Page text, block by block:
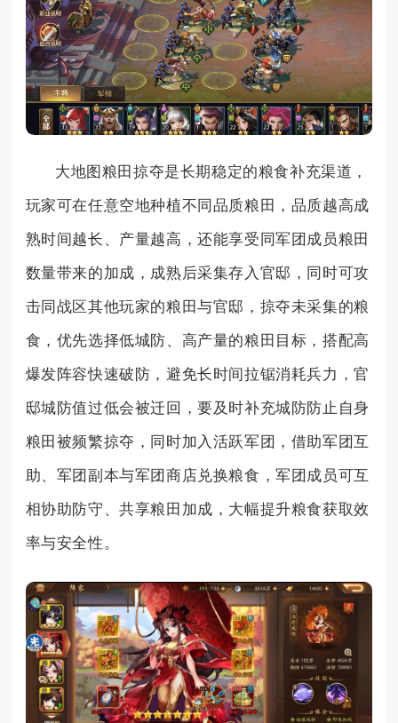
大地图粮田掠夺是长期稳定的粮食补充渠道，
玩家可在任意空地种植不同品质粮田，品质越高成
熟时间越长、产量越高，还能享受同军团成员粮田
数量带来的加成，成熟后采集存入官邸，同时可攻
击同战区其他玩家的粮田与官邸，掠夺未采集的粮
食，优先选择低城防、高产量的粮田目标，搭配高
爆发阵容快速破防，避免长时间拉锯消耗兵力，官
邸城防值过低会被迁回，要及时补充城防防止自身
粮田被频繁掠夺，同时加入活跃军团，借助军团互
助、军团副本与军团商店兑换粮食，军团成员可互
相协助防守、共享粮田加成，大幅提升粮食获取效
率与安全性。